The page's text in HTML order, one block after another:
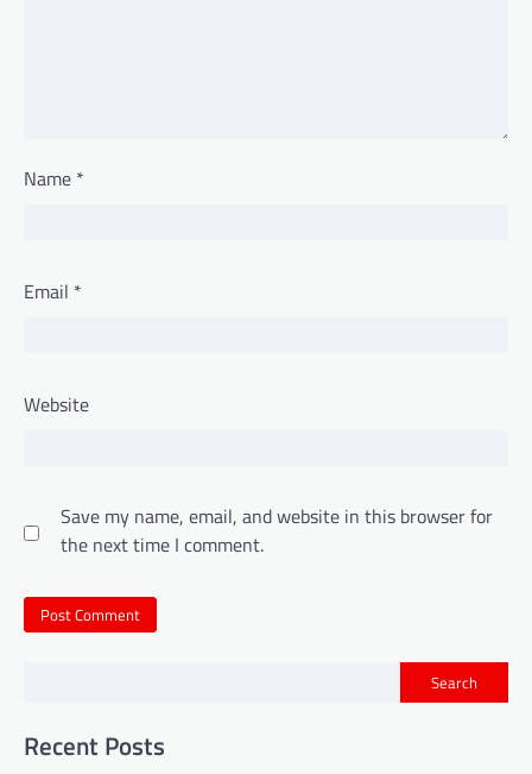
Name *
Email *
Website
Save my name, email, and website in this browser for
the next time I comment.
Search
Recent Posts